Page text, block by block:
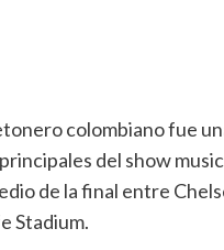
colombiano fue
del show
de la final entre
Stadium.